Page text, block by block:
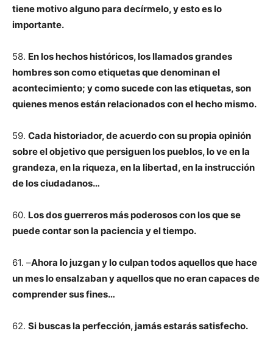
tiene motivo alguno para decírmelo, y esto es lo
importante.
58. En los hechos históricos, los llamados grandes
hombres son como etiquetas que denominan el
acontecimiento; y como sucede con las etiquetas, son
quienes menos están relacionados con el hecho mismo.
59. Cada historiador, de acuerdo con su propia opinión
sobre el objetivo que persiguen los pueblos, lo ve en la
grandeza, en la riqueza, en la libertad, en la instrucción
de los ciudadanos…
60. Los dos guerreros más poderosos con los que se
puede contar son la paciencia y el tiempo.
61. –Ahora lo juzgan y lo culpan todos aquellos que hace
un mes lo ensalzaban y aquellos que no eran capaces de
comprender sus fines…
62. Si buscas la perfección, jamás estarás satisfecho.